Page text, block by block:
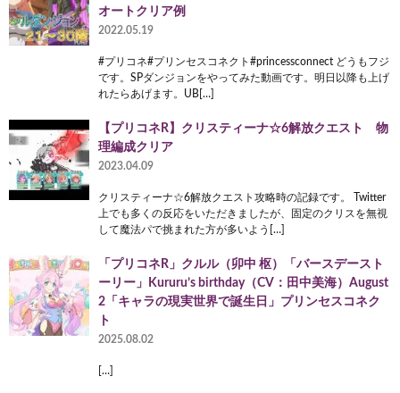
オートクリア例
2022.05.19
#プリコネ#プリンセスコネクト#princessconnect どうもフジ
です。SPダンジョンをやってみた動画です。明日以降も上げ
れたらあげます。UB[…]
【プリコネR】クリスティーナ☆6解放クエスト 物
理編成クリア
2023.04.09
クリスティーナ☆6解放クエスト攻略時の記録です。 Twitter
上でも多くの反応をいただきましたが、固定のクリスを無視
して魔法パで挑まれた方が多いよう[…]
「プリコネR」クルル（卯中 枢）「バースデースト
ーリー」Kururu’s birthday（CV：田中美海）August
2「キャラの現実世界で誕生日」プリンセスコネク
ト
2025.08.02
[…]